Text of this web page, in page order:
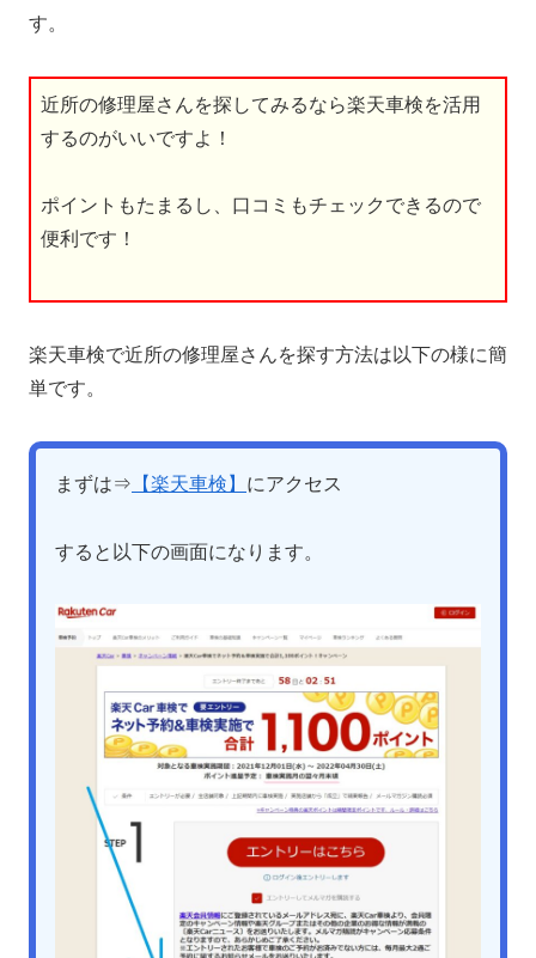
す。
近所の修理屋さんを探してみるなら楽天車検を活用
するのがいいですよ！
ポイントもたまるし、口コミもチェックできるので
便利です！
楽天車検で近所の修理屋さんを探す方法は以下の様に簡
単です。
まずは⇒ 【楽天車検】 にアクセス
すると以下の画面になります。